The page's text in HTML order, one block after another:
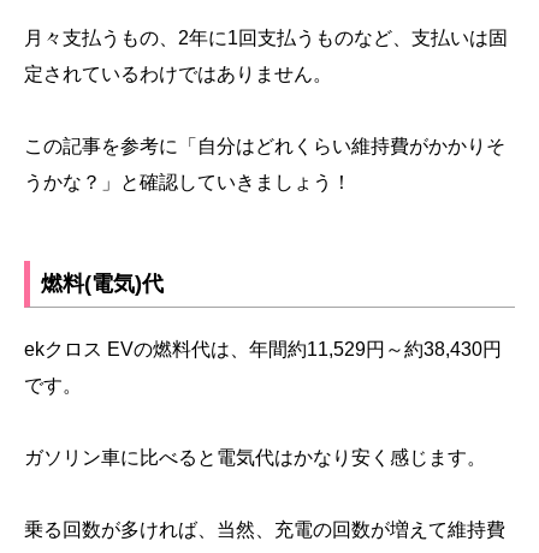
月々支払うもの、2年に1回支払うものなど、支払いは固
定されているわけではありません。
この記事を参考に「自分はどれくらい維持費がかかりそ
うかな？」と確認していきましょう！
燃料(電気)代
ekクロス EVの燃料代は、年間約11,529円～約38,430円
です。
ガソリン車に比べると電気代はかなり安く感じます。
乗る回数が多ければ、当然、充電の回数が増えて維持費